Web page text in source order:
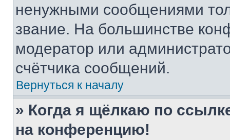
ненужными сообщениями
звание. На большинстве
модератор или
счётчика сообщений.
Вернуться к началу
» Когда я щёлкаю по
на конференцию!